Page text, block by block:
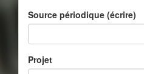
Source périodique (écrire)
Projet